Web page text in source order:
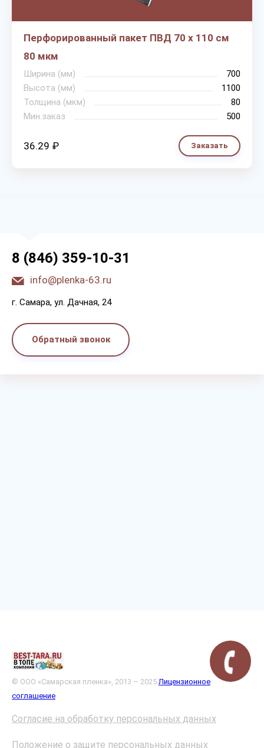
Перфорированный пакет ПВД 70 х 110 см
80 мкм
Ширина (мм)
700
Высота (мм)
1100
Толщина (мкм)
80
Мин.заказ
500
36.29 ₽ Заказать
8 (846) 359-10-31
info@plenka-63.ru
г. Самара, ул. Дачная, 24
Обратный звонок
© ООО «Самарская пленка», 2013 – 2025 Лицензионное
соглашение
Согласие на обработку персональных данных
Положение о защите персональных данных